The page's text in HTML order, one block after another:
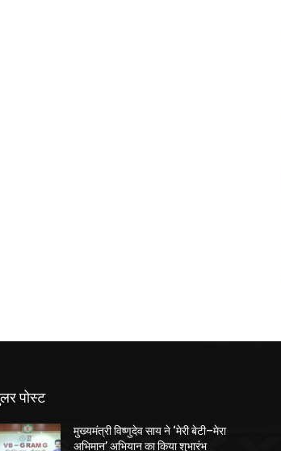
पोस्ट
मुख्यमंत्री विष्णुदेव साय ने ‘मेरी बेटी–मेरा
अभिमान’ अभियान का किया शुभारंभ